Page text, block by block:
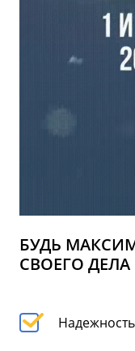
БУДЬ
СВОЕГО ДЕЛА